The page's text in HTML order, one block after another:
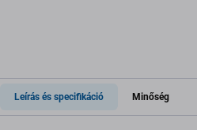
Leírás és specifikáció Minőség